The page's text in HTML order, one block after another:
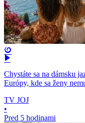
Chystáte sa na dámsku
Európy, kde sa ženy
TV JOJ
•
Pred 5 hodinami